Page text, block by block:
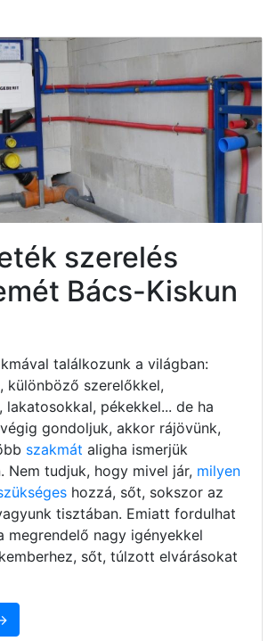
szerelés
Bács-Kiskun
találkozunk a világban:
különböző szerelőkkel,
lakatosokkal, pékekkel... de ha
gondoljuk, akkor rájövünk,
szakmát aligha ismerjük
Nem tudjuk, hogy mivel jár, milyen
hozzá, sőt, sokszor az
tisztában. Emiatt fordulhat
megrendelő nagy igényekkel
sőt, túlzott elvárásokat